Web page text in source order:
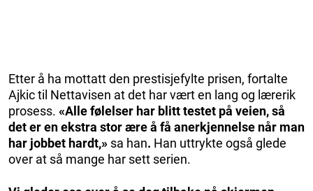
Etter å ha mottatt den prestisjefylte prisen, fortalte
Ajkic til Nettavisen at det har vært en lang og lærerik
prosess. «Alle følelser har blitt testet på veien, så
det er en ekstra stor ære å få anerkjennelse når man
har jobbet hardt,» sa han. Han uttrykte også glede
over at så mange har sett serien.